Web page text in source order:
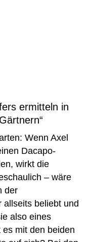
ermitteln in
Wenn Axel
Dacapo-
wirkt die
– wäre
der
allseits beliebt und
also eines
mit den beiden